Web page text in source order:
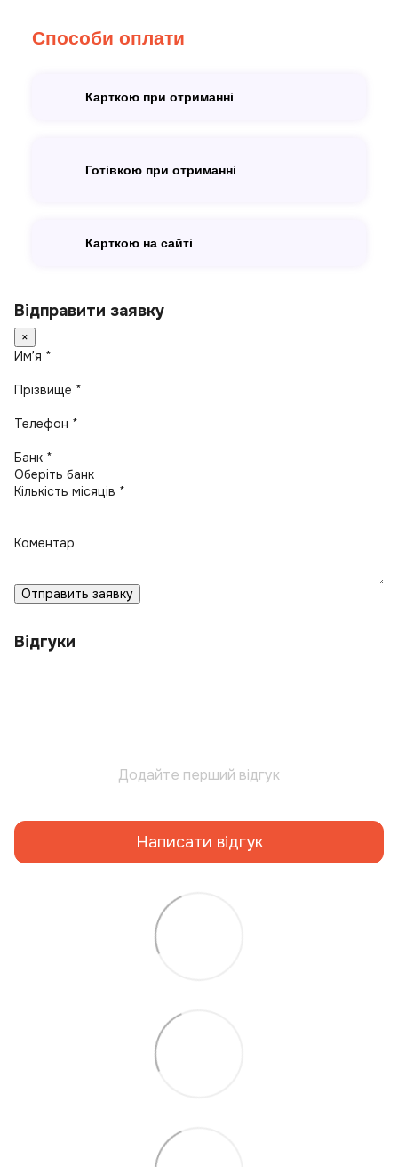
Способи оплати
Карткою при отриманні
Готівкою при отриманні
Карткою на сайті
Відправити заявку
×
Имʼя *
Прізвище *
Телефон *
Банк *
Кількість місяців *
Коментар
Отправить заявку
Відгуки
Додайте перший відгук
Написати відгук